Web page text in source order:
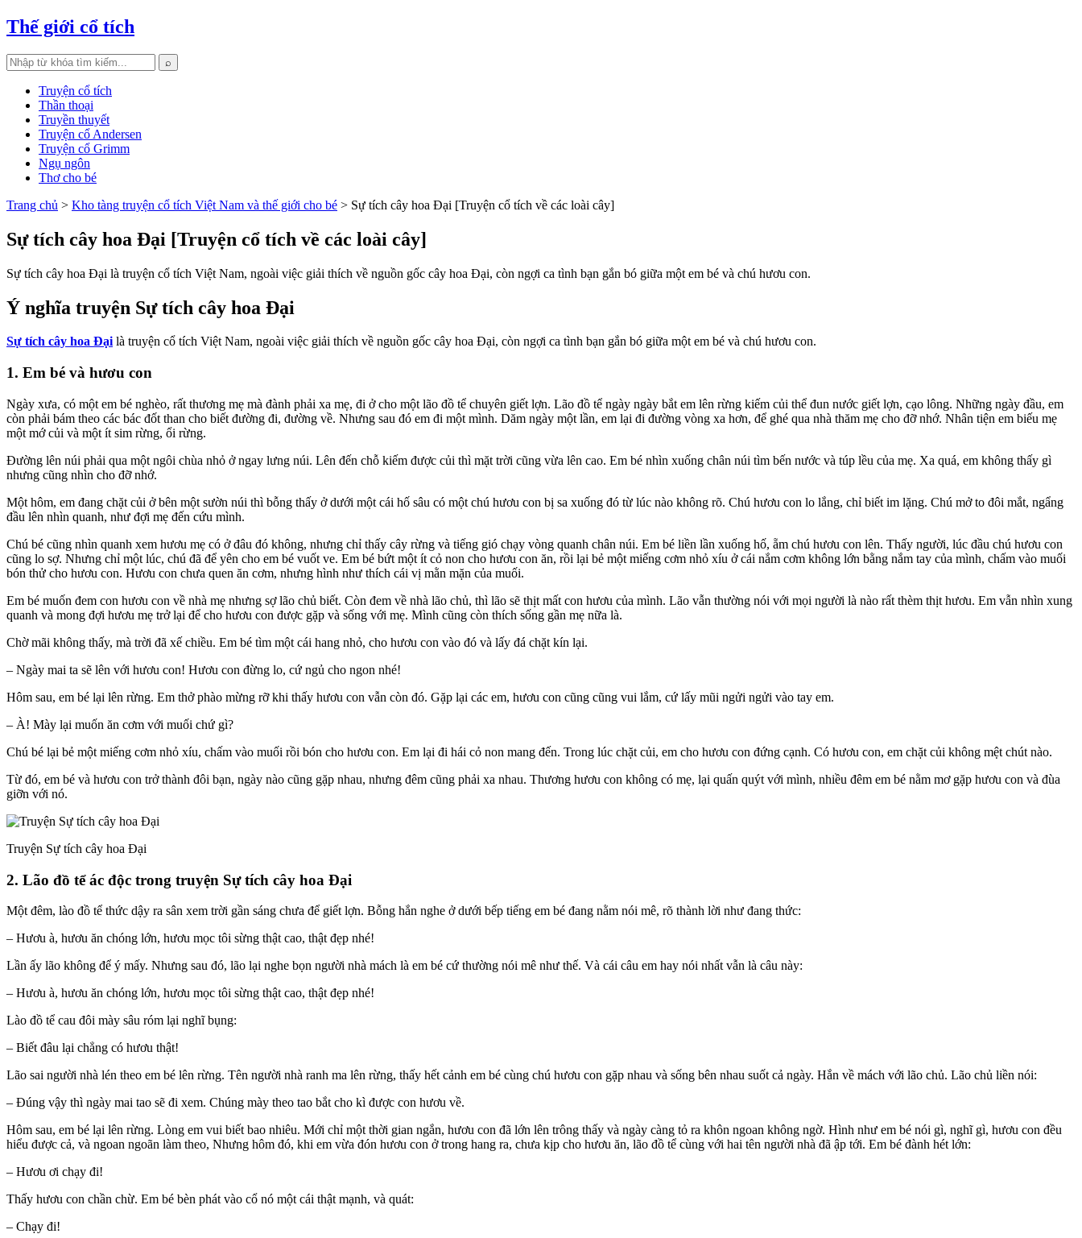
Thế giới cổ tích
⌕
Truyện cổ tích
Thần thoại
Truyền thuyết
Truyện cổ Andersen
Truyện cổ Grimm
Ngụ ngôn
Thơ cho bé
Trang chủ > Kho tàng truyện cổ tích Việt Nam và thế giới cho bé > Sự tích cây hoa Đại [Truyện cổ tích về các loài cây]
Sự tích cây hoa Đại [Truyện cổ tích về các loài cây]
Sự tích cây hoa Đại là truyện cổ tích Việt Nam, ngoài việc giải thích về nguồn gốc cây hoa Đại, còn ngợi ca tình bạn gắn bó giữa một em bé và chú hươu con.
Ý nghĩa truyện Sự tích cây hoa Đại
Sự tích cây hoa Đạilà truyện cổ tích Việt Nam, ngoài việc giải thích về nguồn gốc cây hoa Đại, còn ngợi ca tình bạn gắn bó giữa một em bé và chú hươu con.
1. Em bé và hươu con
Ngày xưa, có một em bé nghèo, rất thương mẹ mà đành phải xa mẹ, đi ở cho một lão đồ tể chuyên giết lợn. Lão đồ tể ngày ngày bắt em lên rừng kiếm củi thể đun nước giết lợn, cạo lông. Những ngày đầu, em
còn phải bám theo các bác đốt than cho biết đường đi, đường về. Nhưng sau đó em đi một mình. Dăm ngày một lần, em lại đi đường vòng xa hơn, để ghé qua nhà thăm mẹ cho đỡ nhớ. Nhân tiện em biếu mẹ
một mớ củi và một ít sim rừng, ổi rừng.
Đường lên núi phải qua một ngôi chùa nhỏ ở ngay lưng núi. Lên đến chỗ kiếm được củi thì mặt trời cũng vừa lên cao. Em bé nhìn xuống chân núi tìm bến nước và túp lều của mẹ. Xa quá, em không thấy gì
nhưng cũng nhìn cho đỡ nhớ.
Một hôm, em đang chặt củi ở bên một sườn núi thì bỗng thấy ở dưới một cái hố sâu có một chú hươu con bị sa xuống đó từ lúc nào không rõ. Chú hươu con lo lắng, chỉ biết im lặng. Chú mở to đôi mắt, ngẩng
đầu lên nhìn quanh, như đợi mẹ đến cứu mình.
Chú bé cũng nhìn quanh xem hươu mẹ có ở đâu đó không, nhưng chỉ thấy cây rừng và tiếng gió chạy vòng quanh chân núi. Em bé liền lần xuống hố, ẵm chú hươu con lên. Thấy người, lúc đầu chú hươu con
cũng lo sợ. Nhưng chỉ một lúc, chú đã để yên cho em bé vuốt ve. Em bé bứt một ít cỏ non cho hươu con ăn, rồi lại bẻ một miếng cơm nhỏ xíu ở cái nắm cơm không lớn bằng nắm tay của mình, chấm vào muối
bón thử cho hươu con. Hươu con chưa quen ăn cơm, nhưng hình như thích cái vị mằn mặn của muối.
Em bé muốn đem con hươu con về nhà mẹ nhưng sợ lão chủ biết. Còn đem về nhà lão chủ, thì lão sẽ thịt mất con hươu của mình. Lão vẫn thường nói với mọi người là nào rất thèm thịt hươu. Em vẫn nhìn xung
quanh và mong đợi hươu mẹ trở lại để cho hươu con được gặp và sống với mẹ. Mình cũng còn thích sống gần mẹ nữa là.
Chờ mãi không thấy, mà trời đã xế chiều. Em bé tìm một cái hang nhỏ, cho hươu con vào đó và lấy đá chặt kín lại.
– Ngày mai ta sẽ lên với hươu con! Hươu con đừng lo, cứ ngủ cho ngon nhé!
Hôm sau, em bé lại lên rừng. Em thở phào mừng rỡ khi thấy hươu con vẫn còn đó. Gặp lại các em, hươu con cũng cũng vui lắm, cứ lấy mũi ngửi ngửi vào tay em.
– À! Mày lại muốn ăn cơm với muối chứ gì?
Chú bé lại bẻ một miếng cơm nhỏ xíu, chấm vào muối rồi bón cho hươu con. Em lại đi hái cỏ non mang đến. Trong lúc chặt củi, em cho hươu con đứng cạnh. Có hươu con, em chặt củi không mệt chút nào.
Từ đó, em bé và hươu con trở thành đôi bạn, ngày nào cũng gặp nhau, nhưng đêm cũng phải xa nhau. Thương hươu con không có mẹ, lại quấn quýt với mình, nhiều đêm em bé nằm mơ gặp hươu con và đùa
giỡn với nó.
Truyện Sự tích cây hoa Đại
2. Lão đồ tể ác độc trong truyện Sự tích cây hoa Đại
Một đêm, lào đồ tể thức dậy ra sân xem trời gần sáng chưa để giết lợn. Bỗng hắn nghe ở dưới bếp tiếng em bé đang nằm nói mê, rõ thành lời như đang thức:
– Hươu à, hươu ăn chóng lớn, hươu mọc tôi sừng thật cao, thật đẹp nhé!
Lần ấy lão không để ý mấy. Nhưng sau đó, lão lại nghe bọn người nhà mách là em bé cứ thường nói mê như thế. Và cái câu em hay nói nhất vẫn là câu này:
– Hươu à, hươu ăn chóng lớn, hươu mọc tôi sừng thật cao, thật đẹp nhé!
Lào đồ tể cau đôi mày sâu róm lại nghĩ bụng:
– Biết đâu lại chẳng có hươu thật!
Lão sai người nhà lén theo em bé lên rừng. Tên người nhà ranh ma lên rừng, thấy hết cảnh em bé cùng chú hươu con gặp nhau và sống bên nhau suốt cả ngày. Hắn về mách với lão chủ. Lão chủ liền nói:
– Đúng vậy thì ngày mai tao sẽ đi xem. Chúng mày theo tao bắt cho kì được con hươu về.
Hôm sau, em bé lại lên rừng. Lòng em vui biết bao nhiêu. Mới chỉ một thời gian ngắn, hươu con đã lớn lên trông thấy và ngày càng tỏ ra khôn ngoan không ngờ. Hình như em bé nói gì, nghĩ gì, hươu con đều
hiểu được cả, và ngoan ngoãn làm theo, Nhưng hôm đó, khi em vừa đón hươu con ở trong hang ra, chưa kịp cho hươu ăn, lão đồ tể cùng với hai tên người nhà đã ập tới. Em bé đành hét lớn:
– Hươu ơi chạy đi!
Thấy hươu con chần chừ. Em bé bèn phát vào cổ nó một cái thật mạnh, và quát:
– Chạy đi!